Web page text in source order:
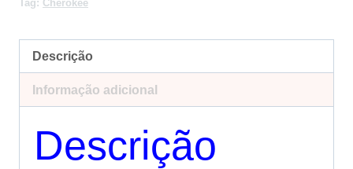
Tag: Cherokee
Descrição
Informação adicional
Descrição